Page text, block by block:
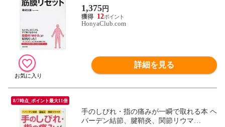
1,375円
12
HonyaClub.com
詳細を見る
8/7時点_ポイント最大11倍
手のしびれ・指の痛みが一瞬で取れる本 ヘ
バーデン結節、腱鞘炎、関節リウマ